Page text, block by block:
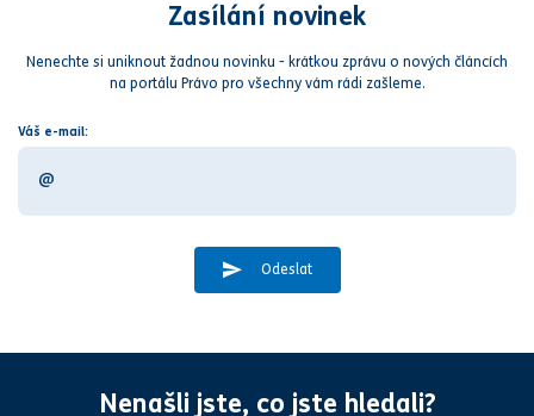
Zasílání novinek
Nenechte si uniknout žadnou novinku - krátkou zprávu o nových článcích
na portálu Právo pro všechny vám rádi zašleme.
Váš e-mail:
Odeslat
Nenašli jste, co jste hledali?